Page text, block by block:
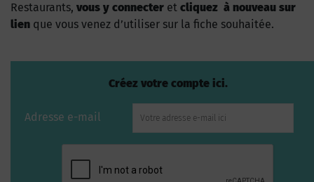
Restaurants, vous y connecter et cliquez à nouveau sur
lien que vous venez d’utiliser sur la fiche souhaitée.
Créez votre compte ici.
Adresse e-mail